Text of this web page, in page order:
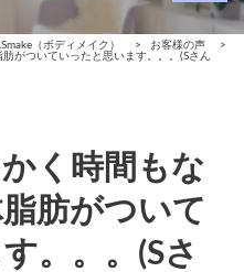
（ボディメイク） > お客様の声
>
がついていったと思います。。。(Sさん
く時間もな
肪がついて
。。。(Sさ